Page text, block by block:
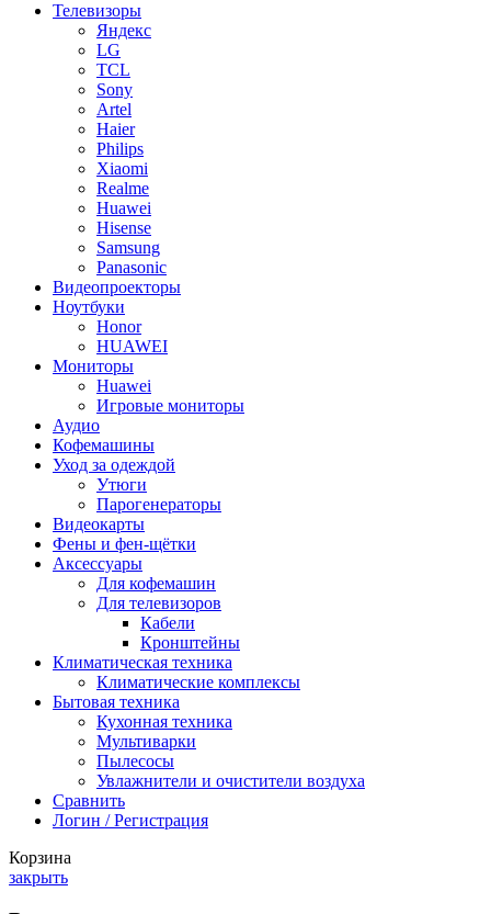
Телевизоры
Яндекс
LG
TCL
Sony
Artel
Haier
Philips
Xiaomi
Realme
Huawei
Hisense
Samsung
Panasonic
Видеопроекторы
Ноутбуки
Honor
HUAWEI
Мониторы
Huawei
Игровые мониторы
Аудио
Кофемашины
Уход за одеждой
Утюги
Парогенераторы
Видеокарты
Фены и фен-щётки
Аксессуары
Для кофемашин
Для телевизоров
Кабели
Кронштейны
Климатическая техника
Климатические комплексы
Бытовая техника
Кухонная техника
Мультиварки
Пылесосы
Увлажнители и очистители воздуха
Сравнить
Логин / Регистрация
Корзина
закрыть